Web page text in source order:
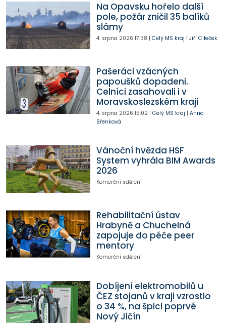
Na Opavsku hořelo další
pole, požár zničil 35 balíků
slámy
4. srpna 2026 17:38 | Celý MS kraj | Jiří Cileček
Pašeráci vzácných
papoušků dopadeni.
Celníci zasahovali i v
Moravskoslezském kraji
4. srpna 2026 15:02| Celý MS kraj | Anna
Břenková
Vánoční hvězda HSF
System vyhrála BIM Awards
2026
Komerční sdělení
Rehabilitační ústav
Hrabyně a Chuchelná
zapojuje do péče peer
mentory
Komerční sdělení
Dobíjení elektromobilů u
ČEZ stojanů v kraji vzrostlo
o 34 %, na špici poprvé
Nový Jičín